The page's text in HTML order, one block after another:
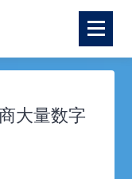
大量数字